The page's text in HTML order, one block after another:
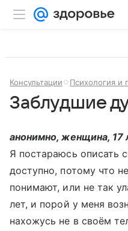
Консультации Психология и
Заблудшие
анонимно, женщина, 17
Я постараюсь описать
доступно, потому что
понимают, или не так
лет, и порой у меня
нахожусь не в своём